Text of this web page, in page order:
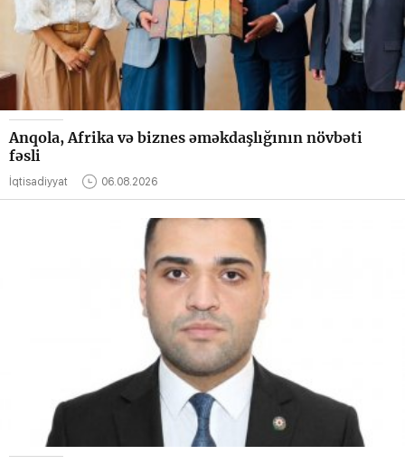
Anqola, Afrika və biznes əməkdaşlığının növbəti
fəsli
İqtisadiyyat 06.08.2026